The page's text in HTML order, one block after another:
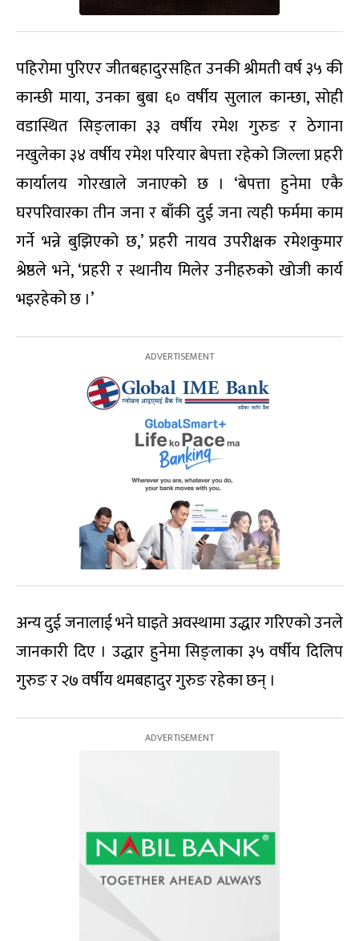
पहिरोमा पुरिएर जीतबहादुरसहित उनकी श्रीमती वर्ष ३५ की
कान्छी माया, उनका बुबा ६० वर्षीय सुलाल कान्छा, सोही
वडास्थित सिङ्लाका ३३ वर्षीय रमेश गुरुङ र ठेगाना
नखुलेका ३४ वर्षीय रमेश परियार बेपत्ता रहेको जिल्ला प्रहरी
कार्यालय गोरखाले जनाएको छ । ‘बेपत्ता हुनेमा एकै
घरपरिवारका तीन जना र बाँकी दुई जना त्यही फर्ममा काम
गर्ने भन्ने बुझिएको छ,’ प्रहरी नायव उपरीक्षक रमेशकुमार
श्रेष्ठले भने, ‘प्रहरी र स्थानीय मिलेर उनीहरुको खोजी कार्य
भइरहेको छ ।’
अन्य दुई जनालाई भने घाइते अवस्थामा उद्धार गरिएको उनले
जानकारी दिए । उद्धार हुनेमा सिङ्लाका ३५ वर्षीय दिलिप
गुरुङ र २७ वर्षीय थमबहादुर गुरुङ रहेका छन् ।